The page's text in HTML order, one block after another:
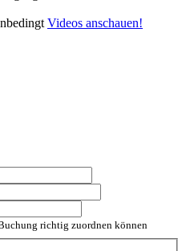
Videos anschauen!
richtig zuordnen können